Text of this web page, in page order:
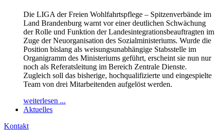
Die LIGA der Freien Wohlfahrtspflege – Spitzenverbände im
Land Brandenburg warnt vor einer deutlichen Schwächung
der Rolle und Funktion der Landesintegrationsbeauftragten im
Zuge der Neuorganisation des Sozialministeriums. Wurde die
Position bislang als weisungsunabhängige Stabsstelle im
Organigramm des Ministeriums geführt, erscheint sie nun nur
noch als Referatsleitung im Bereich Zentrale Dienste.
Zugleich soll das bisherige, hochqualifizierte und eingespielte
Team von drei Mitarbeitenden aufgelöst werden.
weiterlesen ...
Aktuelles
Kontakt